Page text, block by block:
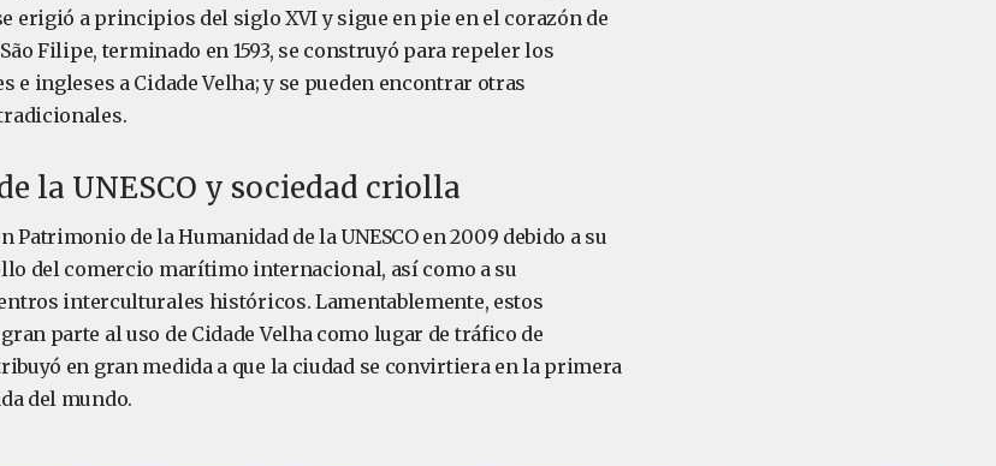
erigió a principios del siglo XVI y sigue en pie en el corazón de
Filipe, terminado en 1593, se construyó para repeler los
e ingleses a Cidade Velha; y se pueden encontrar otras
la UNESCO y sociedad criolla
Patrimonio de la Humanidad de la UNESCO en 2009 debido a su
del comercio marítimo internacional, así como a su
interculturales históricos. Lamentablemente, estos
parte al uso de Cidade Velha como lugar de tráfico de
en gran medida a que la ciudad se convirtiera en la primera
del mundo.